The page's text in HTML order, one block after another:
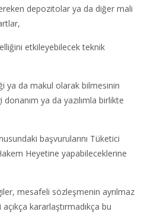
depozitolar ya da diğer mali
etkileyebilecek teknik
ya da makul olarak bilmesinin
ya da yazılımla birlikte
başvurularını Tüketici
Heyetine yapabileceklerine
mesafeli sözleşmenin ayrılmaz
kararlaştırmadıkça bu